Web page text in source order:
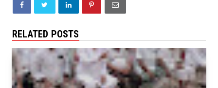
RELATED POSTS